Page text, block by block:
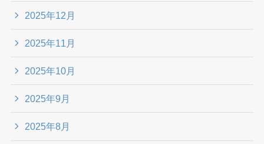
2025年12月
2025年11月
2025年10月
2025年9月
2025年8月